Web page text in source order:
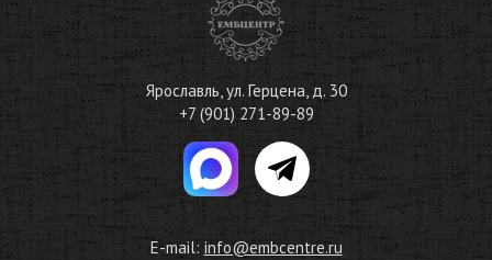
Ярославль,ул. Герцена, д. 30
+7 (901) 271-89-89
E-mail: info@embcentre.ru